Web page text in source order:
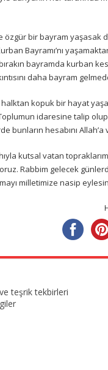
özgür bir bayram yaşasak
Bayramı’nı
bayramda kurban
daha bayram
kopuk bir hayat
idaresine talip
bunların hesabını
kutsal vatan
Rabbim gelecek
milletimize nasip
teşrik tekbirleri